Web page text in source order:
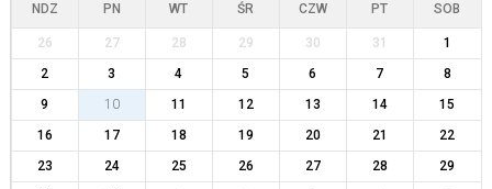
NDZ PN WT ŚR CZW PT SOB
26 27 28 29 30 31
1
2
3 4 5 6 7
8
9
10 11 12 13 14
15
16
17 18 19 20 21
22
23
24 25 26 27 28
29